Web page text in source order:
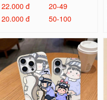
22.000 đ
20-49
20.000 đ
50-100